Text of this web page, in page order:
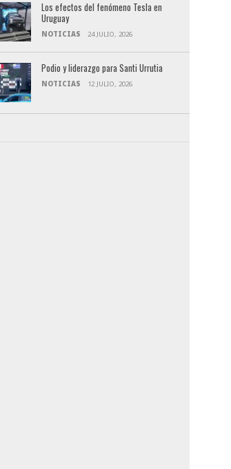
Los efectos del fenómeno Tesla en
Uruguay
NOTICIAS 24 JULIO, 2026
Podio y liderazgo para Santi Urrutia
NOTICIAS 12 JULIO, 2026